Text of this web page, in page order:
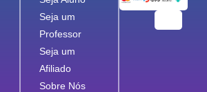
Seja um
Professor
Seja um
Afiliado
Sobre Nós